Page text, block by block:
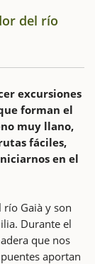
del río
excursiones
forman el
muy llano,
fáciles,
en el
río Gaià y son
Durante el
que nos
aportan